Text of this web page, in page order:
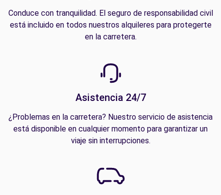
Conduce con tranquilidad. El seguro de responsabilidad civil
está incluido en todos nuestros alquileres para protegerte
en la carretera.
Asistencia 24/7
¿Problemas en la carretera? Nuestro servicio de asistencia
está disponible en cualquier momento para garantizar un
viaje sin interrupciones.